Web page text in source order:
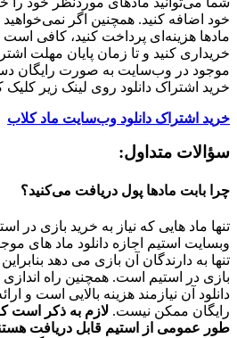
خود اضافه کنید. همچنین اگر
مادها هزینه‌ای پرداخت کنید، کافی است
خریداری کنید و تا زمان پایان مهلت
موجود در وب‌سایت به صورت رایگان
خرید اشتراک دانلود روی لینک زیر کلیک
خرید اشتراک دانلود وب‌سایت ماد کلاب
سؤالات متداول:
چرا بابت مادها پول دریافت می‌کنید؟
تنها ماد هایی که نیاز به خرید بازی در
وبسایت استیم اجازه دانلود ماد های
تنها به دارندگان آن بازی می دهد
بازی در استیم است. همچنین راه
دانلود آن نیازمند هزینه بالایی است و
رایگان ممکن نیست. لازم به ذکر است
طور عمومی از استیم قابل دریافت